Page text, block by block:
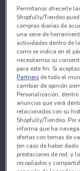
Permítanos ofrecerle
Shopfully/Tiendeo
compras diarias de
una serie de
actividades dentro de
como se indica en el
necesitamos su
para este fin. Si
Partners de todo el
cambiar de opinión
Personalización, dentro
anuncios que verá
relacionados con su
Shopfully/Tiendeo. Por
informa que ha
ofertas con temas de
(en caso de haber
prestaciones de red, y
recopilados y